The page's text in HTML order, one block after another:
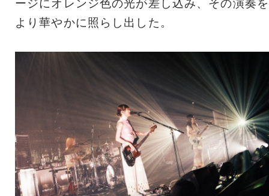
ージにオレンジ色の光が差し込み、その演奏を
より華やかに照らし出した。